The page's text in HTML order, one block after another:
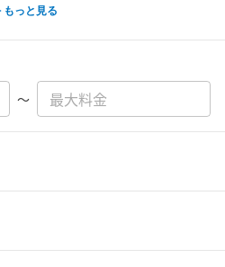
もっと見る
〜